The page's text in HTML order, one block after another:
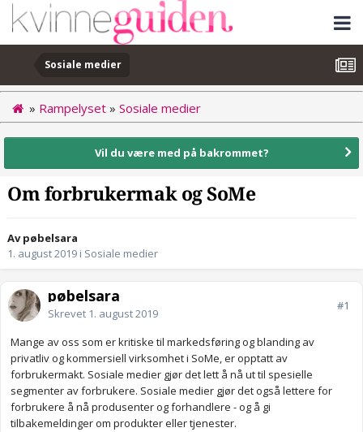
Sosiale medier
» Rampelyset » Sosiale medier
Vil du være med på bakrommet?
Om forbrukermak og SoMe
Av pøbelsara
1. august 2019 i Sosiale medier
pøbelsara
Skrevet 1. august 2019
#1
Mange av oss som er kritiske til markedsføring og blanding av
privatliv og kommersiell virksomhet i SoMe, er opptatt av
forbrukermakt. Sosiale medier gjør det lett å nå ut til spesielle
segmenter av forbrukere. Sosiale medier gjør det også lettere for
forbrukere å nå produsenter og forhandlere - og å gi
tilbakemeldinger om produkter eller tjenester.